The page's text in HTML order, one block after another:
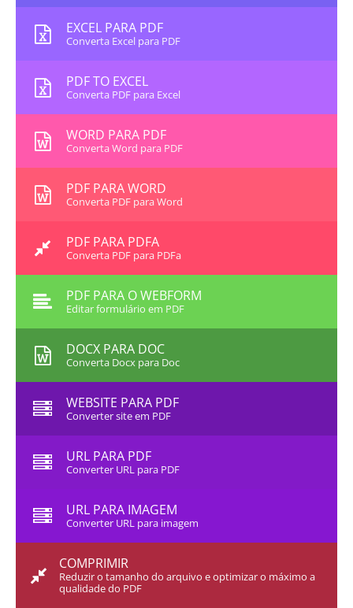
EXCEL PARA PDF
Converta Excel para PDF
PDF TO EXCEL
Converta PDF para Excel
WORD PARA PDF
Converta Word para PDF
PDF PARA WORD
Converta PDF para Word
PDF PARA PDFA
Converta PDF para PDFa
PDF PARA O WEBFORM
Editar formulário em PDF
DOCX PARA DOC
Converta Docx para Doc
WEBSITE PARA PDF
Converter site em PDF
URL PARA PDF
Converter URL para PDF
URL PARA IMAGEM
Converter URL para imagem
COMPRIMIR
Reduzir o tamanho do arquivo e optimizar o máximo a
qualidade do PDF